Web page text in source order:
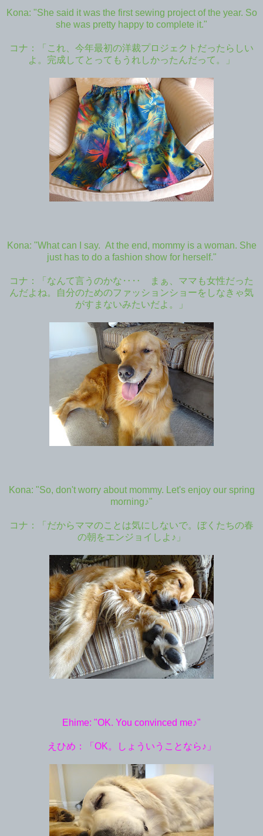
Kona: "She said it was the first sewing project of the year. So
she was pretty happy to complete it."
コナ：「これ、今年最初の洋裁プロジェクトだったらしい
よ。完成してとってもうれしかったんだって。」
Kona: "What can I say. At the end, mommy is a woman. She
just has to do a fashion show for herself."
コナ：「なんて言うのかな‥‥ まぁ、ママも女性だった
んだよね。自分のためのファッションショーをしなきゃ気
がすまないみたいだよ。」
Kona: "So, don't worry about mommy. Let's enjoy our spring
morning♪"
コナ：「だからママのことは気にしないで。ぼくたちの春
の朝をエンジョイしよ♪」
Ehime: "OK. You convinced me♪"
えひめ：「OK。しょういうことなら♪」